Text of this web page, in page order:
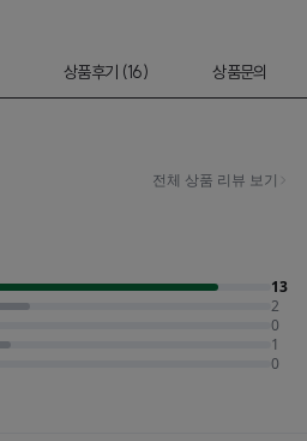
상품후기 (16) 상품문의